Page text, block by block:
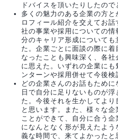
ドバイスを頂いたりしたので
多くの魅力のある企業の方
ロフィール紹介を交えてお
社の事業や採用についての
分のキャリア形成についても
た。企業ごとに面談の際に
なったことも興味深く、各
に思えた。いずれの企業に
ンターンや採用併せて今後検
どの企業さんのお話もため
日で自分に足りないものが
た。今後それを生かしてよ
と思います。また、様々な
ことができて、自分に合う
になんとなく形が見えたよ
義な時間で、来てよかったと